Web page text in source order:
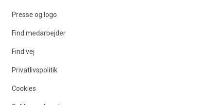
Presse og logo
Find medarbejder
Find vej
Privatlivspolitik
Cookies